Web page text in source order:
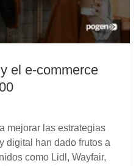
el e-commerce
mejorar las estrategias
digital han dado frutos a
como Lidl, Wayfair,